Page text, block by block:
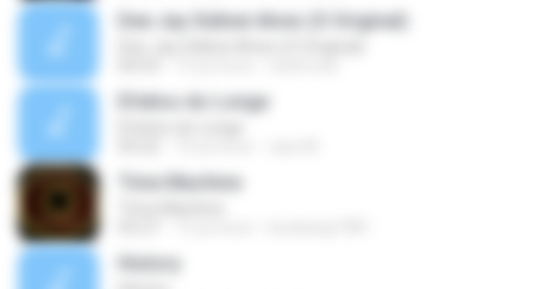
Dee Jay Sidinei Alves (O Original)
Efeitos do Longe
Time Machine
History